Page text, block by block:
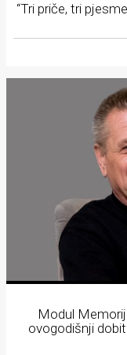
“Tri priče, tri
Modul
ovogodišnji